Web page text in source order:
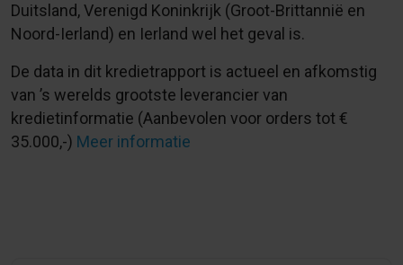
Duitsland, Verenigd Koninkrijk (Groot-Brittannië en
Noord-Ierland) en Ierland wel het geval is.
De data in dit kredietrapport is actueel en afkomstig
van ’s werelds grootste leverancier van
kredietinformatie (Aanbevolen voor orders tot €
35.000,-) Meer informatie